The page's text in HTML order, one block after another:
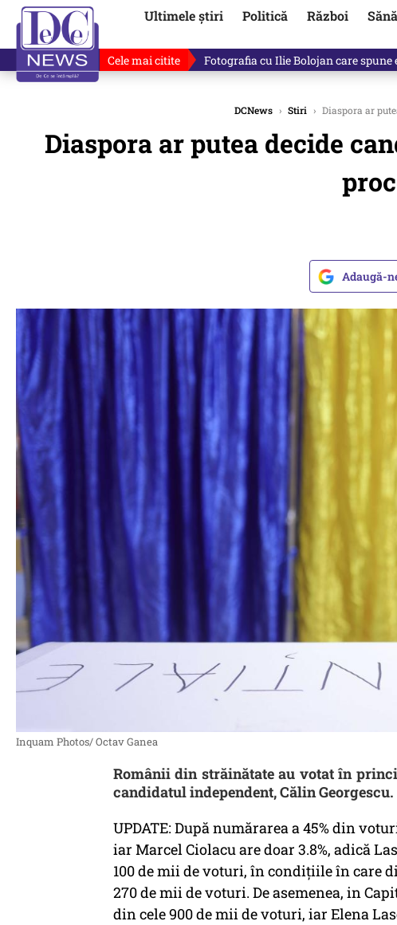
Ultimele știri Politică Război
Cele mai citite Ilie Bolojan, gafă în direct despre
DCNews › Stiri › Diaspora ar
Diaspora ar putea decide
Adaugă-
Inquam Photos/ Octav Ganea
Românii din străinătate au votat în
candidatul independent, Călin Georgescu.
UPDATE: După numărarea a 45% din
iar Marcel Ciolacu are doar 3.8%, adică
100 de mii de voturi, în condițiile în care
270 de mii de voturi. De asemenea, in
din cele 900 de mii de voturi, iar Elena